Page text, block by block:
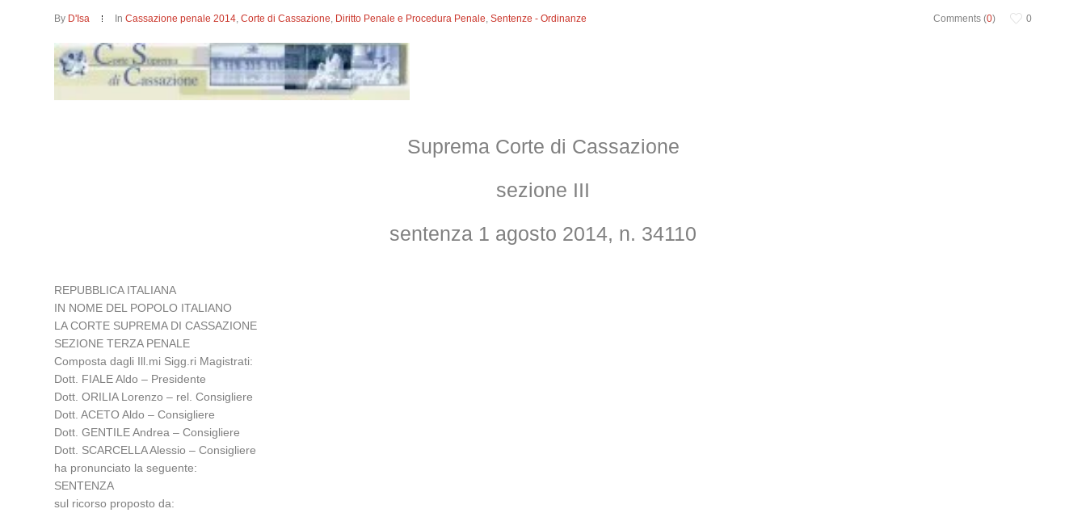
Comments (0) 0
By D'Isa InCassazione penale 2014,Corte di Cassazione, Diritto Penale e Procedura Penale,Sentenze - Ordinanze
Suprema Corte di Cassazione
sezione III
sentenza 1 agosto 2014, n. 34110
REPUBBLICA ITALIANA
IN NOME DEL POPOLO ITALIANO
LA CORTE SUPREMA DI CASSAZIONE
SEZIONE TERZA PENALE
Composta dagli Ill.mi Sigg.ri Magistrati:
Dott. FIALE Aldo – Presidente
Dott. ORILIA Lorenzo – rel. Consigliere
Dott. ACETO Aldo – Consigliere
Dott. GENTILE Andrea – Consigliere
Dott. SCARCELLA Alessio – Consigliere
ha pronunciato la seguente:
SENTENZA
sul ricorso proposto da: